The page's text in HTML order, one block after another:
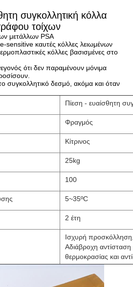
συγκολλητική κόλλα
τοίχων
μετάλλων PSA
sensitive καυτές κόλλες λειωμένων
κόλλες βασισμένες στο
ότι δεν παραμένουν μόνιμα
συγκολλητικό δεσμό, ακόμα και όταν
Πίεση - ευαίσθητη
Φραγμός
Κίτρινος
25kg
100
5~35ºC
2 έτη
Ισχυρή
Αδιάβροχη
θερμοκρασίας και